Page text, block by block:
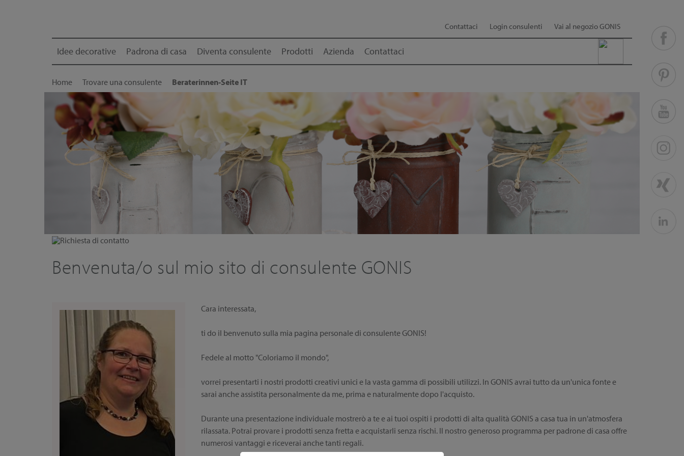
Contattaci Login consulenti Vai al negozio GONIS
Idee decorative Padrona di casa Diventa consulente Prodotti Azienda Contattaci
Home Trovare una consulente Beraterinnen-Seite IT
Richiesta di contatto
Benvenuta/o sul mio sito di consulente GONIS
Cara interessata,
ti do il benvenuto sulla mia pagina personale di consulente GONIS!
Fedele al motto "Coloriamo il mondo",
vorrei presentarti i nostri prodotti creativi unici e la vasta gamma di possibili utilizzi. In GONIS avrai tutto da un'unica fonte e
sarai anche assistita personalmente da me, prima e naturalmente dopo l'acquisto.
Durante una presentazione individuale mostrerò a te e ai tuoi ospiti i prodotti di alta qualità GONIS a casa tua in un'atmosfera
rilassata. Potrai provare i prodotti senza fretta e acquistarli senza rischi. Il nostro generoso programma per padrone di casa offre
numerosi vantaggi e riceverai anche tanti regali.